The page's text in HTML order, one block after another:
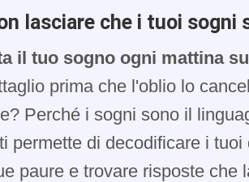
lasciare che i tuoi sogni
il tuo sogno ogni mattina
prima che l'oblio lo
Perché i sogni sono il
permette di decodificare i
paure e trovare risposte che